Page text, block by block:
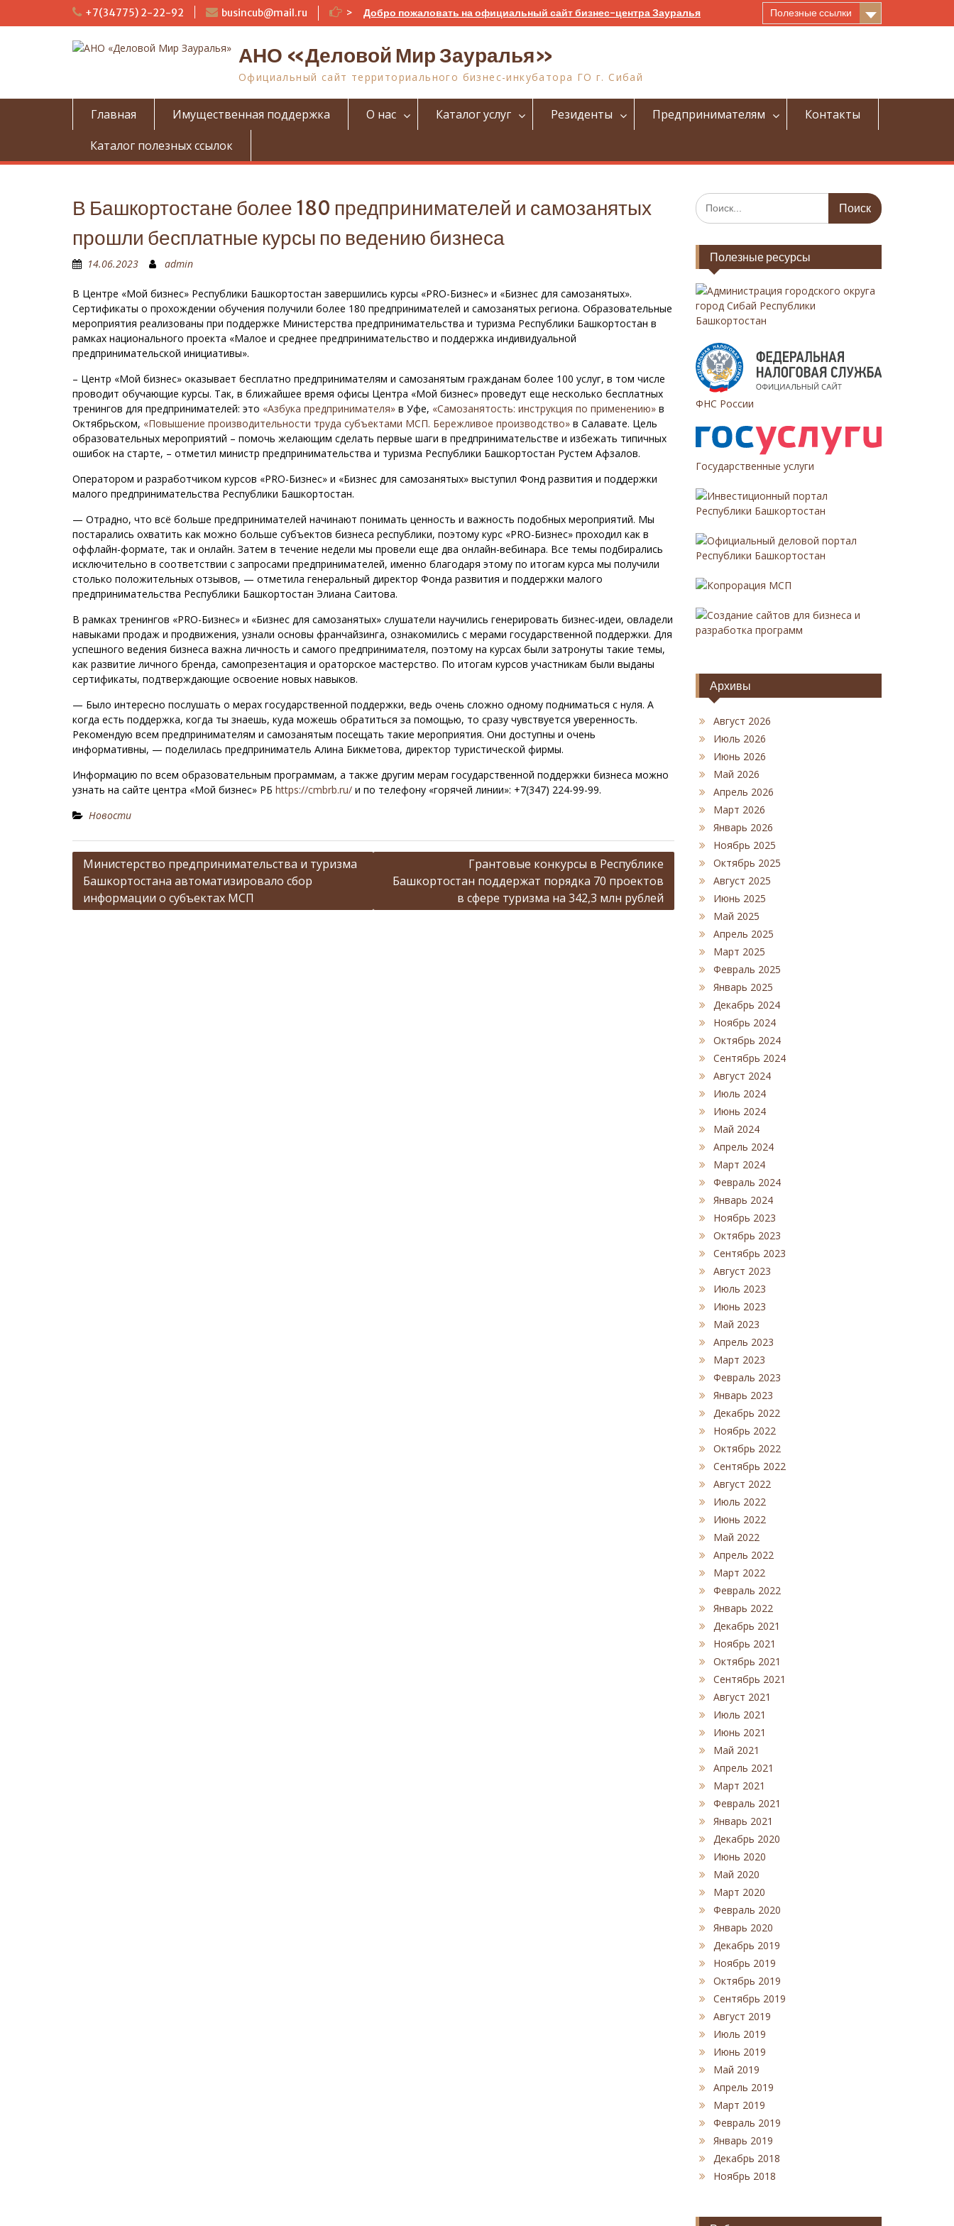
и
+7(34775) 2-22-92 busincub@mail.ru > Добро пожаловать на официальный сайт бизнес-центра Зауралья Полезные ссылки
АНО «Деловой Мир Зауралья»
Официальный сайт территориального бизнес-инкубатора ГО г. Сибай
Главная Имущественная поддержка О нас Каталог услуг Резиденты Предпринимателям
Контакты
Каталог полезных ссылок
В Башкортостане более 180 предпринимателей и самозанятых
прошли бесплатные курсы по ведению бизнеса
14.06.2023 admin
В Центре «Мой бизнес» Республики Башкортостан завершились курсы «PRO-Бизнес» и «Бизнес для самозанятых».
Сертификаты о прохождении обучения получили более 180 предпринимателей и самозанятых региона. Образовательные
мероприятия реализованы при поддержке Министерства предпринимательства и туризма Республики Башкортостан в
рамках национального проекта «Малое и среднее предпринимательство и поддержка индивидуальной
предпринимательской инициативы».
– Центр «Мой бизнес» оказывает бесплатно предпринимателям и самозанятым гражданам более 100 услуг, в том числе
проводит обучающие курсы. Так, в ближайшее время офисы Центра «Мой бизнес» проведут еще несколько бесплатных
тренингов для предпринимателей: это «Азбука предпринимателя» в Уфе, «Самозанятость: инструкция по применению» в
Октябрьском, «Повышение производительности труда субъектами МСП. Бережливое производство» в Салавате. Цель
образовательных мероприятий – помочь желающим сделать первые шаги в предпринимательстве и избежать типичных
ошибок на старте, – отметил министр предпринимательства и туризма Республики Башкортостан Рустем Афзалов.
Оператором и разработчиком курсов «PRO-Бизнес» и «Бизнес для самозанятых» выступил Фонд развития и поддержки
малого предпринимательства Республики Башкортостан.
— Отрадно, что всё больше предпринимателей начинают понимать ценность и важность подобных мероприятий. Мы
постарались охватить как можно больше субъектов бизнеса республики, поэтому курс «PRO-Бизнес» проходил как в
оффлайн-формате, так и онлайн. Затем в течение недели мы провели еще два онлайн-вебинара. Все темы подбирались
исключительно в соответствии с запросами предпринимателей, именно благодаря этому по итогам курса мы получили
столько положительных отзывов, — отметила генеральный директор Фонда развития и поддержки малого
предпринимательства Республики Башкортостан Элиана Саитова.
В рамках тренингов «PRO-Бизнес» и «Бизнес для самозанятых» слушатели научились генерировать бизнес-идеи, овладели
навыками продаж и продвижения, узнали основы франчайзинга, ознакомились с мерами государственной поддержки. Для
успешного ведения бизнеса важна личность и самого предпринимателя, поэтому на курсах были затронуты такие темы,
как развитие личного бренда, самопрезентация и ораторское мастерство. По итогам курсов участникам были выданы
сертификаты, подтверждающие освоение новых навыков.
— Было интересно послушать о мерах государственной поддержки, ведь очень сложно одному подниматься с нуля. А
когда есть поддержка, когда ты знаешь, куда можешь обратиться за помощью, то сразу чувствуется уверенность.
Рекомендую всем предпринимателям и самозанятым посещать такие мероприятия. Они доступны и очень
информативны, — поделилась предприниматель Алина Бикметова, директор туристической фирмы.
Информацию по всем образовательным программам, а также другим мерам государственной поддержки бизнеса можно
узнать на сайте центра «Мой бизнес» РБ https://cmbrb.ru/ и по телефону «горячей линии»: +7(347) 224-99-99.
Новости
в
Министерство предпринимательства и туризма
Башкортостана автоматизировало сбор
информации о субъектах МСП
Грантовые конкурсы в Республике
Башкортостан поддержат порядка 70 проектов
в сфере туризма на 342,3 млн рублей
И
с
а
:
Полезные ресурсы
Администрация городского округа
город Сибай Республики
Башкортостан
ФНС России
Государственные услуги
Инвестиционный портал
Республики Башкортостан
Официальный деловой портал
Республики Башкортостан
Копрорация МСП
Создание сайтов для бизнеса и
разработка программ
Архивы
Август 2026
Июль 2026
Июнь 2026
Май 2026
Апрель 2026
Март 2026
Январь 2026
Ноябрь 2025
Октябрь 2025
Август 2025
Июнь 2025
Май 2025
Апрель 2025
Март 2025
Февраль 2025
Январь 2025
Декабрь 2024
Ноябрь 2024
Октябрь 2024
Сентябрь 2024
Август 2024
Июль 2024
Июнь 2024
Май 2024
Апрель 2024
Март 2024
Февраль 2024
Январь 2024
Ноябрь 2023
Октябрь 2023
Сентябрь 2023
Август 2023
Июль 2023
Июнь 2023
Май 2023
Апрель 2023
Март 2023
Февраль 2023
Январь 2023
Декабрь 2022
Ноябрь 2022
Октябрь 2022
Сентябрь 2022
Август 2022
Июль 2022
Июнь 2022
Май 2022
Апрель 2022
Март 2022
Февраль 2022
Январь 2022
Декабрь 2021
Ноябрь 2021
Октябрь 2021
Сентябрь 2021
Август 2021
Июль 2021
Июнь 2021
Май 2021
Апрель 2021
Март 2021
Февраль 2021
Январь 2021
Декабрь 2020
Июнь 2020
Май 2020
Март 2020
Февраль 2020
Январь 2020
Декабрь 2019
Ноябрь 2019
Октябрь 2019
Сентябрь 2019
Август 2019
Июль 2019
Июнь 2019
Май 2019
Апрель 2019
Март 2019
Февраль 2019
Январь 2019
Декабрь 2018
Ноябрь 2018